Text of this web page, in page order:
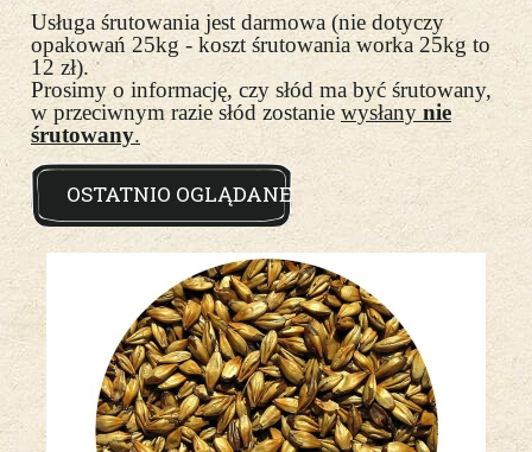
Usługa śrutowania jest darmowa (nie dotyczy
opakowań 25kg - koszt śrutowania worka 25kg to
12 zł).
Prosimy o informację, czy słód ma być śrutowany,
w przeciwnym razie słód zostanie wysłany nie
śrutowany.
OSTATNIO OGLĄDANE